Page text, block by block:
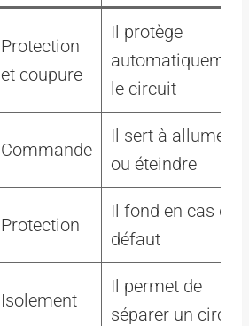
Protection
et coupure
Il protège
automatiquement
le circuit
Commande
Il sert à allumer
ou éteindre
Protection
Il fond en cas de
défaut
Isolement
Il permet de
séparer un circuit